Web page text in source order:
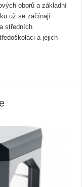
oborů a základní
už se začínají
středních
a jejich